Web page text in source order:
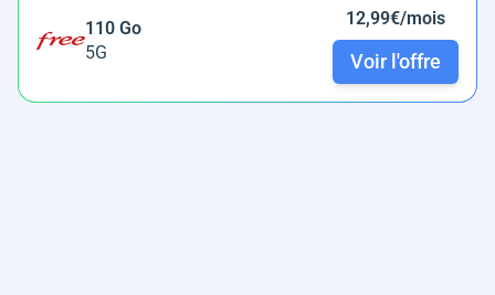
110 Go
5G
12,99€/mois
Voir l'offre